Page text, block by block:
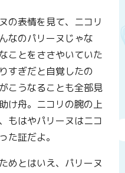
の表情を見て、ニコリ
なのパリーヌじゃな
ことをささやいていた
すぎだと自覚したの
こうなることも全部見
け舟。ニコリの腕の上
もはやパリーヌはニコ
た証だよ。
めとはいえ、パリーヌ